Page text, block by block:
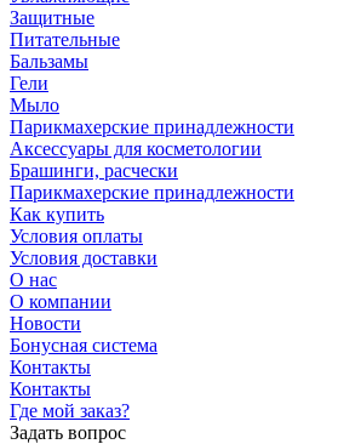
Защитные
Питательные
Бальзамы
Гели
Мыло
Парикмахерские принадлежности
Аксессуары для косметологии
Брашинги, расчески
Парикмахерские принадлежности
Как купить
Условия оплаты
Условия доставки
О нас
О компании
Новости
Бонусная система
Контакты
Контакты
Где мой заказ?
Задать вопрос